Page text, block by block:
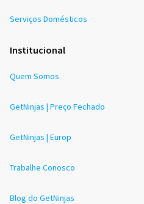
Serviços Domésticos
Institucional
Quem Somos
GetNinjas | Preço Fechado
GetNinjas | Europ
Trabalhe Conosco
Blog do GetNinjas